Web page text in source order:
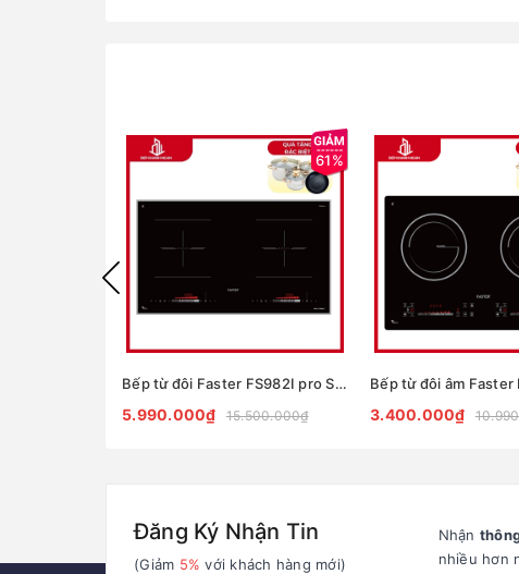
61%
Bếp từ đôi Faster FS982I pro Serie 8
5.990.000₫ 15.500.000₫
Bếp từ đôi âm Faster
3.400.000₫
Đăng Ký Nhận Tin
(Giảm 5% với khách hàng mới)
Nhận
nhiều hơn